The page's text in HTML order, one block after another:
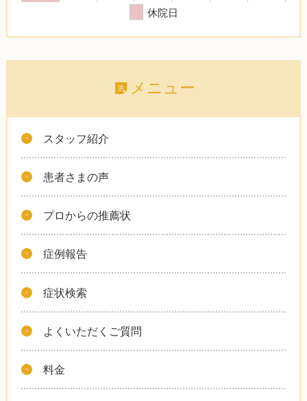
休院日
メニュー
スタッフ紹介
患者さまの声
プロからの推薦状
症例報告
症状検索
よくいただくご質問
料金